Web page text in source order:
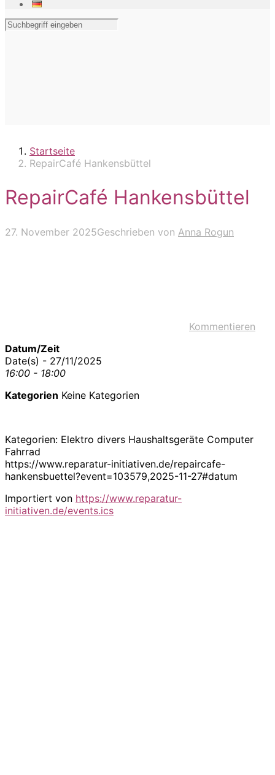
Startseite
RepairCafé Hankensbüttel
RepairCafé Hankensbüttel
27. November 2025Geschrieben von Anna Rogun
Kommentieren
Datum/Zeit
Date(s) - 27/11/2025
16:00 - 18:00
Kategorien Keine Kategorien
Kategorien: Elektro divers Haushaltsgeräte Computer
Fahrrad
https://www.reparatur-initiativen.de/repaircafe-
hankensbuettel?event=103579,2025-11-27#datum
Importiert von https://www.reparatur-
initiativen.de/events.ics